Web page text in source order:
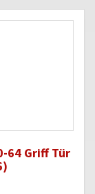
64 Griff Tür